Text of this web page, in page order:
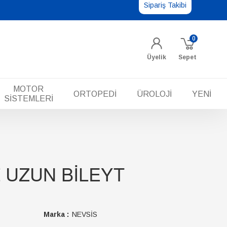
Sipariş Takibi
Üyelik Sepet
0
MOTOR
SİSTEMLERİ
ORTOPEDİ ÜROLOJİ YENİ
BİLEYT
Marka : NEVSİS